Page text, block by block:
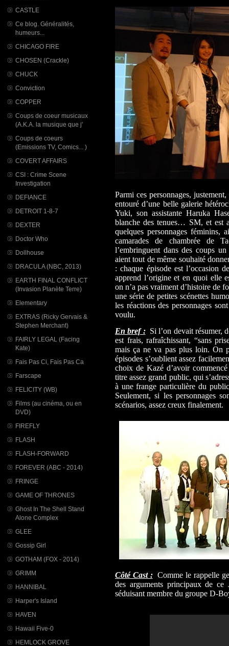
CASTLE
Ce blog. Généralités,
humeurs...
CHICAGO FIRE
CHOSEN (Crackle)
CHUCK
Conviction
COPPER
Coups de coeur musicaux
(A.K.A. la musique que j'
Coups de coeurs
(Emissions TV, Comics... )
COVERT AFFAIRS
CSI : Crime Scene
Investigation
DEFIANCE
DETROIT 1-8-7
DEXTER
Doctor Who
Dollhouse
DRACULA (NBC, 2013)
EARTH FINAL CONFLICT
(Invasion Planète Terre)
Elementary
EXTRAS (Ricky Gervais &
Stephen Merchant)
FAIRLY LEGAL (Facing
Kate)
Fais Pas Ci, Fais Pas Ca
Farscape
FELICITY (WB)
Films (au cinéma, ou en
DVD)
FIREFLY
FLASH
FLASH-FORWARD
FOREVER (ABC - 2014)
FRINGE
GAME OF THRONES
Ghost In The Shell Stand
Alone Complex
GLEE
Gossip Girl
GOTHAM (FOX - 2014)
GRIMM
HANNIBAL
Harper's Island
HAVEN
Hawaii Five-0
HEMLOCK GROVE
Parmi ces personnages,
entouré d’une belle galerie
Yuki, son assistante Haruka
blanche des tenues… SM, et est
quelques personnages féminins,
camarades de chambrée de
l’embringuent dans des coups
aient tout de même souhaité
: chaque épisode est l’occasion
apprend l’origine et en quoi elle
on n’a pas vraiment d’histoire de
une série de petites scénettes
les réactions des personnages
voulu.
En bref :Si l’on devait résumer,
est frais, rafraîchissant, “sans
mais ça ne va pas plus loin. On
épisodes s’oublient assez
choix de Kazé d’avoir
titre assez grand public, qui
à une frange particulière du
Seulement, si les personnages
scénarios, assez creux finalement.
Côté Cast :Comme le rappelle
des arguments principaux de ce
séduisant membre du groupe D-